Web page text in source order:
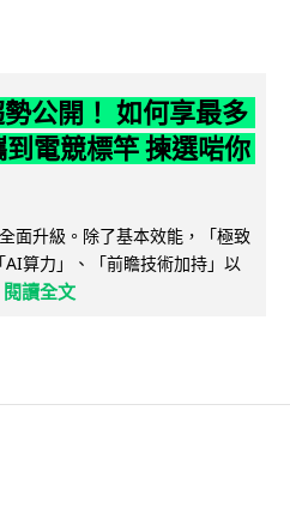
公開！ 如何享最多
電競標竿 揀選啱你
面升級。除了基本效能，「極致
算力」、「前瞻技術加持」以
閱讀全文